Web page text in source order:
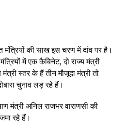
मंत्रियों की साख इस चरण में दांव पर है।
में एक कैबिनेट, दो राज्य मंत्री
स्तर के हैं तीन मौजूदा मंत्री तो
चुनाव लड़ रहे हैं।
मंत्री अनिल राजभर वाराणसी की
रहे हैं।